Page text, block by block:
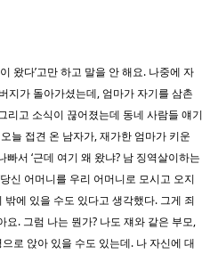
왔다’고만 하고 말을 안 해요. 나중에 자
지가 돌아가셨는데, 엄마가 자기를 삼촌
리고 소식이 끊어졌는데 동네 사람들 얘기
늘 접견 온 남자가, 재가한 엄마가 키운
서 ‘근데 여기 왜 왔냐? 남 징역살이하는
신 어머니를 우리 어머니로 모시고 오지
에 있을 수도 있다고 생각했다. 그게 죄
요. 그럼 나는 뭔가? 나도 쟤와 같은 부모,
로 앉아 있을 수도 있는데. 나 자신에 대